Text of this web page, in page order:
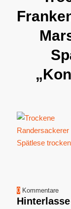
0 Kommentare